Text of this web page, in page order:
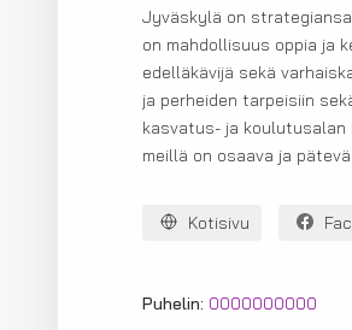
Jyväskylä on
on mahdollisuus oppia ja
edelläkävijä sekä
ja perheiden tarpeisiin
kasvatus- ja
meillä on osaava ja
Kotisivu
Puhelin: 0000000000